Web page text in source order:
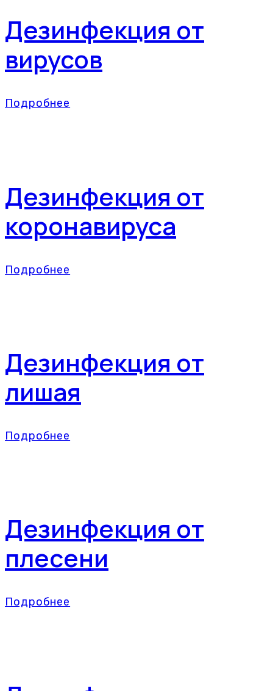
Дезинфекция от
вирусов
Подробнее
Дезинфекция от
коронавируса
Подробнее
Дезинфекция от
лишая
Подробнее
Дезинфекция от
плесени
Подробнее